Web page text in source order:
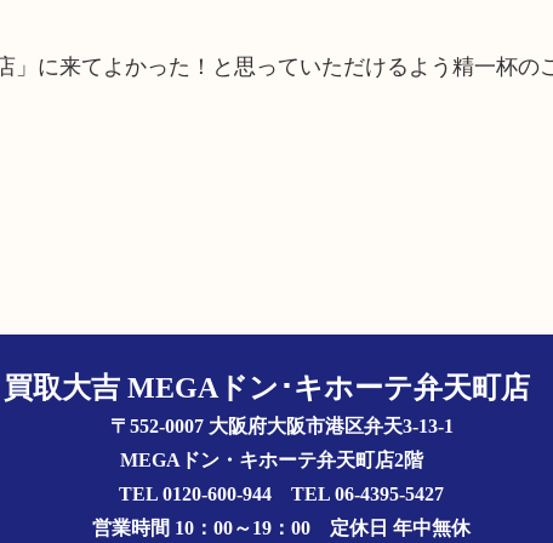
に来てよかった！と思っていただけるよう精一杯の
買取大吉 MEGAドン･キホーテ弁天町店
〒552-0007 大阪府大阪市港区弁天3-13-1
MEGAドン・キホーテ弁天町店2階
TEL 0120-600-944 TEL 06-4395-5427
営業時間 10：00～19：00 定休日 年中無休